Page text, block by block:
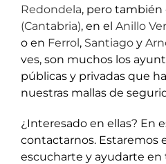
Redondela, pero también
(Cantabria), en el Anillo
o en Ferrol, Santiago y
ves, son muchos los
públicas y privadas que
nuestras mallas de
¿Interesado en ellas? En
contactarnos. Estaremos
escucharte y ayudarte